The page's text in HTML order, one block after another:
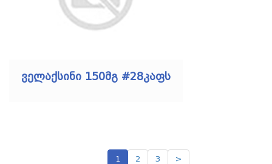
ველაქსინი 150მგ #28კაფს
1 2 3 >